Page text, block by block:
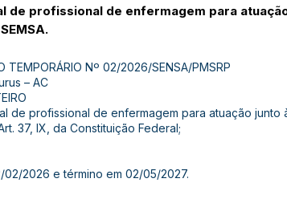
de profissional de enfermagem para
TEMPORÁRIO Nº 02/2026/SENSA/PMSRP
– AC
de profissional de enfermagem para atuação junto
37, IX, da Constituição Federal;
2026 e término em 02/05/2027.